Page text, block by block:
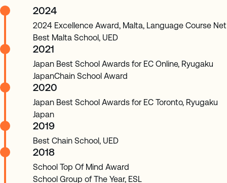
2024
2024 Excellence Award, Malta, Language Course Net
Best Malta School, UED
2021
Japan Best School Awards for EC Online, Ryugaku
JapanChain School Award
2020
Japan Best School Awards for EC Toronto, Ryugaku
Japan
2019
Best Chain School, UED
2018
School Top Of Mind Award
School Group of The Year, ESL